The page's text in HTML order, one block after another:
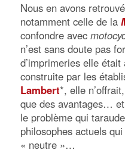
Nous en avons
notamment celle de la
confondre avec
n’est sans doute pas
d’imprimeries elle était
construite par les
Lambert*, elle
que des avantages…
le problème qui
philosophes actuels
« neutre »…